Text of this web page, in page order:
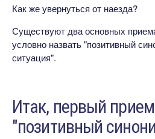
Как же увернуться от наезда?
Существуют два основных
условно назвать "позитивный
ситуация".
Итак, первый
"позитивный